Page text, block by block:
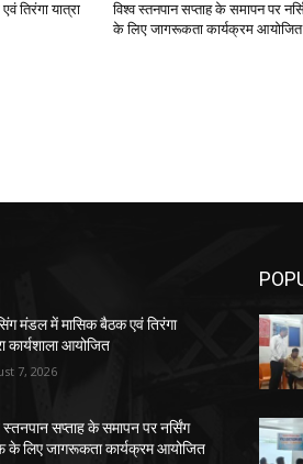
तिरंगा यात्रा
विश्व स्तनपान सप्ताह के समापन पर
के लिए जागरूकता कार्यक्रम आयोजित
मंडल में मासिक बैठक एवं तिरंगा
कार्यशाला आयोजित
7, 2026
स्तनपान सप्ताह के समापन पर नर्सिंग
के लिए जागरूकता कार्यक्रम आयोजित